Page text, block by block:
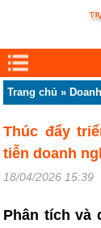
Trang chủ »
Thúc đẩy
tiễn doanh
18/04/2026 15:39
Phân tích và